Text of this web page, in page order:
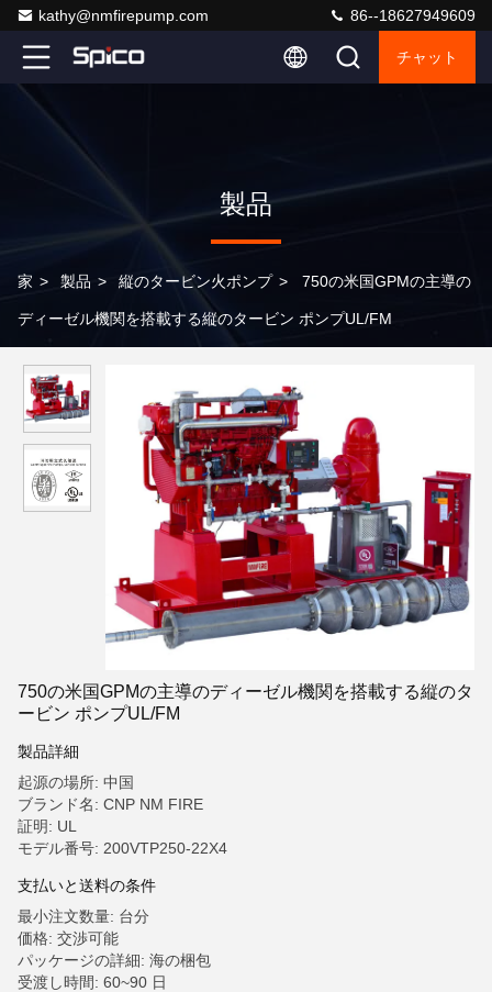
kathy@nmfirepump.com 86--18627949609
チャット
製品
家 > 製品 > 縦のタービン火ポンプ > 750の米国GPMの主導の
ディーゼル機関を搭載する縦のタービン ポンプUL/FM
750の米国GPMの主導のディーゼル機関を搭載する縦のタ
ービン ポンプUL/FM
製品詳細
起源の場所: 中国
ブランド名: CNP NM FIRE
証明: UL
モデル番号: 200VTP250-22X4
支払いと送料の条件
最小注文数量: 台分
価格: 交渉可能
パッケージの詳細: 海の梱包
受渡し時間: 60~90 日